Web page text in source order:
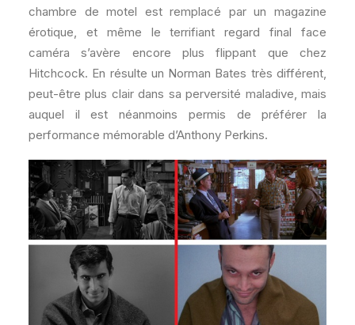
chambre de motel est remplacé par un magazine
érotique, et même le terrifiant regard final face
caméra s’avère encore plus flippant que chez
Hitchcock. En résulte un Norman Bates très différent,
peut-être plus clair dans sa perversité maladive, mais
auquel il est néanmoins permis de préférer la
performance mémorable d’Anthony Perkins.